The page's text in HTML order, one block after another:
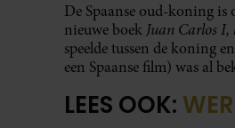
De Spaanse oud-koning
nieuwe boek Juan Carlos
speelde tussen de koning
een Spaanse film) was al
LEES OOK: